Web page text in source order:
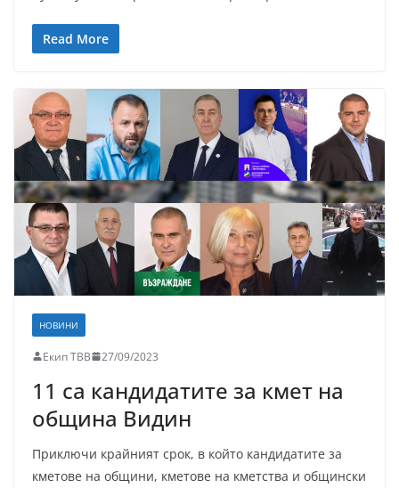
Read More
НОВИНИ
Екип ТВВ 27/09/2023
11 са кандидатите за кмет на
община Видин
Приключи крайният срок, в който кандидатите за
кметове на общини, кметове на кметства и общински